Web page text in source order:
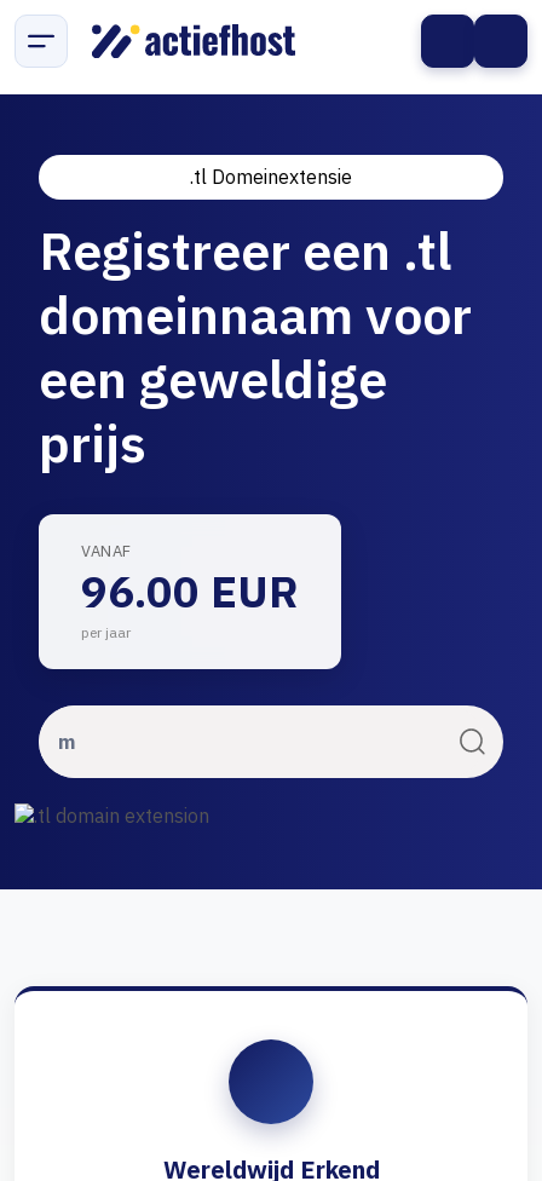
.tl Domeinextensie
Registreer een .tl
domeinnaam voor
een geweldige
prijs
VANAF
96.00 EUR
per jaar
Wereldwijd Erkend